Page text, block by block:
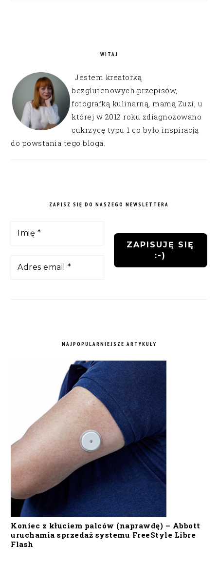
WITAJ
Jestem kreatorką
bezglutenowych przepisów,
fotografką kulinarną, mamą Zuzi, u
której w 2012 roku zdiagnozowano
cukrzycę typu 1 co było inspiracją
do powstania tego bloga.
ZAPISZ SIĘ DO NASZEGO NEWSLETTERA
NAJPOPULARNIEJSZE ARTYKUŁY
Koniec z kłuciem palców (naprawdę) – Abbott
uruchamia sprzedaż systemu FreeStyle Libre
Flash